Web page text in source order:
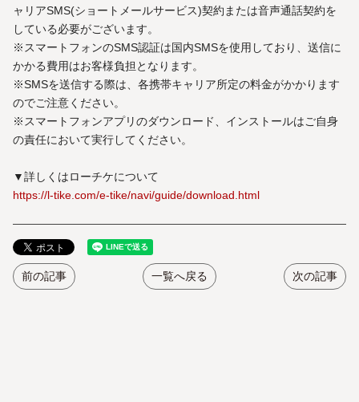
ャリアSMS(ショートメールサービス)契約または音声通話契約を
している必要がございます。
※スマートフォンのSMS認証は国内SMSを使用しており、送信に
かかる費用はお客様負担となります。
※SMSを送信する際は、各携帯キャリア所定の料金がかかります
のでご注意ください。
※スマートフォンアプリのダウンロード、インストールはご自身
の責任において実行してください。
▼詳しくはローチケについて
https://l-tike.com/e-tike/navi/guide/download.html
前の記事 一覧へ戻る 次の記事